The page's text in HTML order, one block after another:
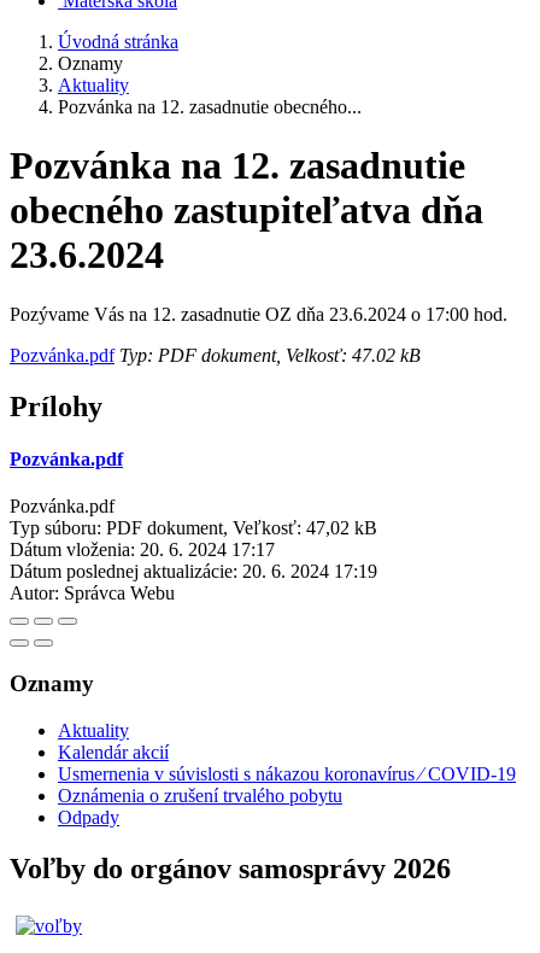
Úvodná stránka
Oznamy
Aktuality
Pozvánka na 12. zasadnutie obecného...
Pozvánka na 12. zasadnutie
obecného zastupiteľatva dňa
23.6.2024
Pozývame Vás na 12. zasadnutie OZ dňa 23.6.2024 o 17:00 hod.
Pozvánka.pdfTyp: PDF dokument, Velkosť: 47.02 kB
Prílohy
Pozvánka.pdf
Pozvánka.pdf
Typ súboru: PDF dokument, Veľkosť: 47,02 kB
Dátum vloženia: 20. 6. 2024 17:17
Dátum poslednej aktualizácie: 20. 6. 2024 17:19
Autor: Správca Webu
Oznamy
Aktuality
Kalendár akcií
Usmernenia v súvislosti s nákazou koronavírus ⁄ COVID-19
Oznámenia o zrušení trvalého pobytu
Odpady
Voľby do orgánov samosprávy 2026